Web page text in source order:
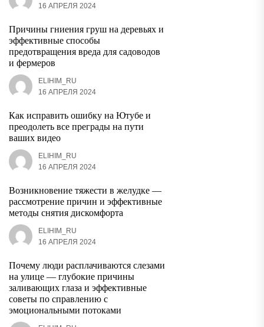
16 АПРЕЛЯ 2024
Причины гниения груш на деревьях и
эффективные способы
предотвращения вреда для садоводов
и фермеров
ELIHIM_RU
16 АПРЕЛЯ 2024
Как исправить ошибку на Ютубе и
преодолеть все преграды на пути
ваших видео
ELIHIM_RU
16 АПРЕЛЯ 2024
Возникновение тяжести в желудке —
рассмотрение причин и эффективные
методы снятия дискомфорта
ELIHIM_RU
16 АПРЕЛЯ 2024
Почему люди расплачиваются слезами
на улице — глубокие причины
заливающих глаза и эффективные
советы по справлению с
эмоциональными потоками